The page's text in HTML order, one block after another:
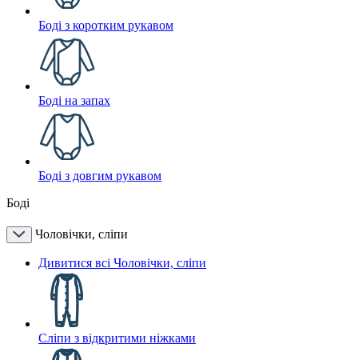
Боді з коротким рукавом
Боді на запах
Боді з довгим рукавом
Боді
Чоловічки, сліпи
Дивитися всі Чоловічки, сліпи
Сліпи з відкритими ніжками